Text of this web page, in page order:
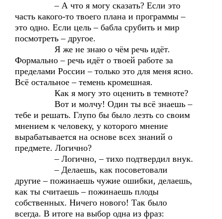
– А что я могу сказать? Если это
часть какого-то твоего плана и программы –
это одно. Если цель – бабла срубить и мир
посмотреть – другое.
Я же не знаю о чём речь идёт.
Формально – речь идёт о твоей работе за
пределами России – только это для меня ясно.
Всё остальное – темень кромешная.
Как я могу это оценить в темноте?
Вот и молчу! Один ты всё знаешь –
тебе и решать. Глупо бы было лезть со своим
мнением к человеку, у которого мнение
вырабатывается на основе всех знаний о
предмете. Логично?
– Логично, – тихо подтвердил внук.
– Делаешь, как посоветовали
другие – пожинаешь чужие ошибки, делаешь,
как ты считаешь – пожинаешь плоды
собственных. Ничего нового! Так было
всегда. В итоге на выбор одна из фраз: